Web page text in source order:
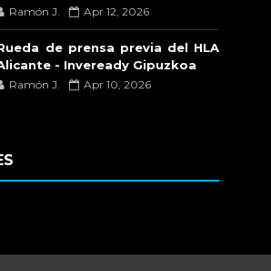
Ramón J. Apr 12, 2026
de prensa previa del HLA
- Inveready Gipuzkoa
Ramón J. Apr 10, 2026